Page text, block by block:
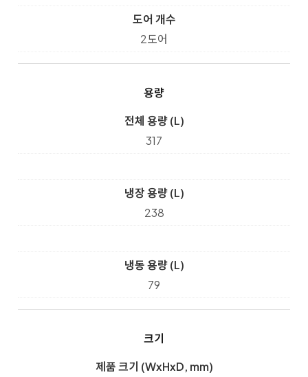
도어 개수
2도어
용량
전체 용량 (L)
317
냉장 용량 (L)
238
냉동 용량 (L)
79
크기
제품 크기 (WxHxD, mm)